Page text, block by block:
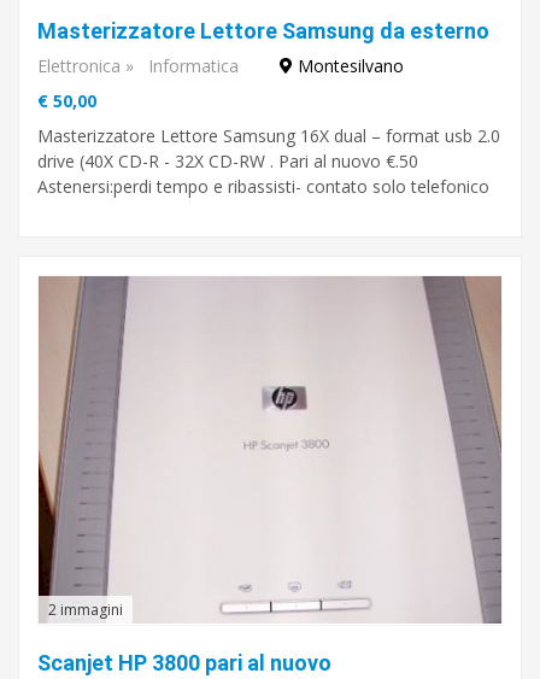
Masterizzatore Lettore Samsung da esterno
Elettronica » Informatica
Montesilvano
€ 50,00
Masterizzatore Lettore Samsung 16X dual – format usb 2.0
drive (40X CD-R - 32X CD-RW . Pari al nuovo €.50
Astenersi:perdi tempo e ribassisti- contato solo telefonico
2 immagini
Scanjet HP 3800 pari al nuovo